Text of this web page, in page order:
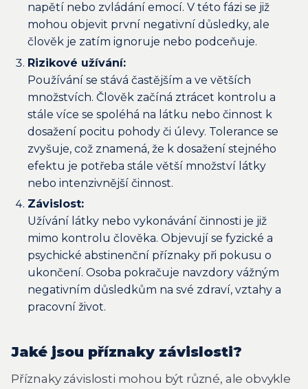
napětí nebo zvládání emocí. V této fázi se již
mohou objevit první negativní důsledky, ale
člověk je zatím ignoruje nebo podceňuje.
Rizikové užívání:
Používání se stává častějším a ve větších
množstvích. Člověk začíná ztrácet kontrolu a
stále více se spoléhá na látku nebo činnost k
dosažení pocitu pohody či úlevy. Tolerance se
zvyšuje, což znamená, že k dosažení stejného
efektu je potřeba stále větší množství látky
nebo intenzivnější činnost.
Závislost:
Užívání látky nebo vykonávání činnosti je již
mimo kontrolu člověka. Objevují se fyzické a
psychické abstinenční příznaky při pokusu o
ukončení. Osoba pokračuje navzdory vážným
negativním důsledkům na své zdraví, vztahy a
pracovní život.
Jaké jsou příznaky závislosti?
Příznaky závislosti mohou být různé, ale obvykle